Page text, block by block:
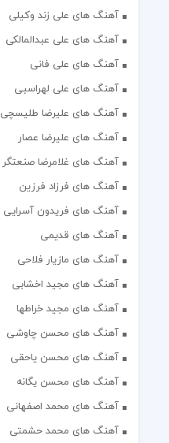
آهنگ های علی زند وکیلی
آهنگ های علی عبدالمالکی
آهنگ های علی فانی
آهنگ های علی لهراسبی
آهنگ های علیرضا طلیسچی
آهنگ های علیرضا عصار
آهنگ های غلامرضا صنعتگر
آهنگ های فرزاد فرزین
آهنگ های فریدون آسرایی
آهنگ های قدیمی
آهنگ های مازیار فلاحی
آهنگ های مجید اخشابی
آهنگ های مجید خراطها
آهنگ های محسن چاوشی
آهنگ های محسن یاحقی
آهنگ های محسن یگانه
آهنگ های محمد اصفهانی
آهنگ های محمد حشمتی